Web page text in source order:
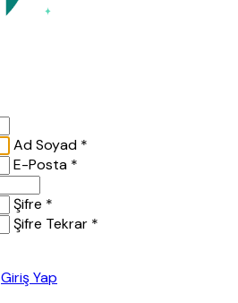
Ad Soyad *
E-Posta *
Şifre *
Şifre Tekrar *
Giriş Yap